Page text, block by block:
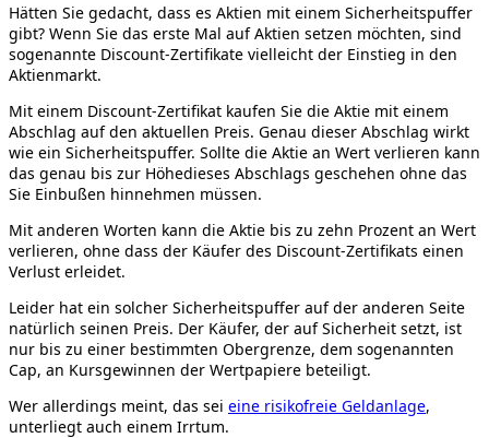
Hätten Sie gedacht, dass es Aktien mit einem Sicherheitspuffer
gibt? Wenn Sie das erste Mal auf Aktien setzen möchten, sind
sogenannte Discount-Zertifikate vielleicht der Einstieg in den
Aktienmarkt.
Mit einem Discount-Zertifikat kaufen Sie die Aktie mit einem
Abschlag auf den aktuellen Preis. Genau dieser Abschlag wirkt
wie ein Sicherheitspuffer. Sollte die Aktie an Wert verlieren kann
das genau bis zur Höhedieses Abschlags geschehen ohne das
Sie Einbußen hinnehmen müssen.
Mit anderen Worten kann die Aktie bis zu zehn Prozent an Wert
verlieren, ohne dass der Käufer des Discount-Zertifikats einen
Verlust erleidet.
Leider hat ein solcher Sicherheitspuffer auf der anderen Seite
natürlich seinen Preis. Der Käufer, der auf Sicherheit setzt, ist
nur bis zu einer bestimmten Obergrenze, dem sogenannten
Cap, an Kursgewinnen der Wertpapiere beteiligt.
Wer allerdings meint, das sei eine risikofreie Geldanlage,
unterliegt auch einem Irrtum.